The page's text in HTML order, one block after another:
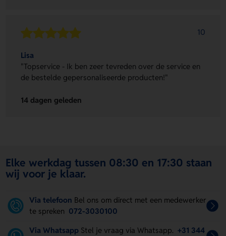
10
Lisa
"Topservice - Ik ben zeer tevreden over de service en
de bestelde gepersonaliseerde producten!"
14 dagen geleden
Elke werkdag tussen 08:30 en 17:30 staan
wij voor je klaar.
Via telefoon Bel ons om direct met een medewerker
te spreken 072-3030100
Via Whatsapp Stel je vraag via Whatsapp. +31 344